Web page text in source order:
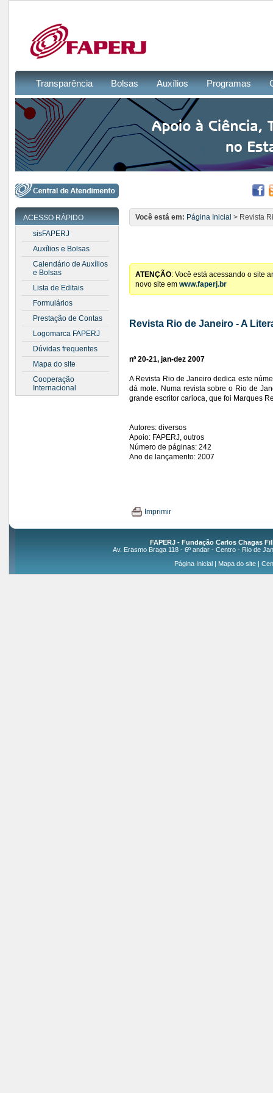
Transparência Bolsas Auxílios Programas
ACESSO RÁPIDO
sisFAPERJ
Auxílios e Bolsas
Calendário de Auxílios
e Bolsas
Lista de Editais
Formulários
Prestação de Contas
Logomarca FAPERJ
Dúvidas frequentes
Mapa do site
Cooperação
Internacional
Você está em: Página Inicial > Revista
ATENÇÃO: Você está acessando o site
novo site em www.faperj.br
Revista Rio de Janeiro - A
nº 20-21, jan-dez 2007
A Revista Rio de Janeiro dedica este
dá mote. Numa revista sobre o Rio de
grande escritor carioca, que foi Marques
Autores: diversos
Apoio: FAPERJ, outros
Número de páginas: 242
Ano de lançamento: 2007
Imprimir
FAPERJ - Fundação Carlos Chagas
Av. Erasmo Braga 118 - 6º andar - Centro - Rio de
Página Inicial| Mapa do site|